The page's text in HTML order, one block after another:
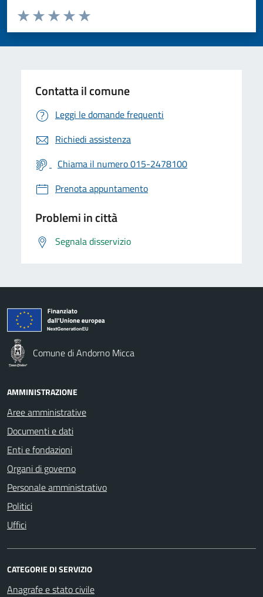
Valuta da 1 a 5 stelle la pagina
Valuta 5 stelle su 5
Valuta 4 stelle su 5
Valuta 3 stelle su 5
Valuta 2 stelle su 5
Valuta 1 stelle su 5
Contatta il comune
Leggi le domande frequenti
Richiedi assistenza
Chiama il numero 015-2478100
Prenota appuntamento
Problemi in città
Segnala disservizio
Comune di Andorno Micca
AMMINISTRAZIONE
Aree amministrative
Documenti e dati
Enti e fondazioni
Organi di governo
Personale amministrativo
Politici
Uffici
CATEGORIE DI SERVIZIO
Anagrafe e stato civile